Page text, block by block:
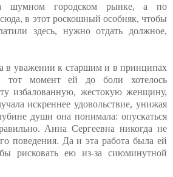
шумном городском рынке, а по
в этот роскошный особняк, чтобы
здесь, нужно отдать должное,
в уважении к старшим и в принципах
тот момент ей до боли хотелось
избалованную, жестокую женщину,
искреннее удовольствие, унижая
души она понимала: опускаться
Анна Сергеевна никогда не
поведения. Да и эта работа была ей
рисковать ею из-за сиюминутной